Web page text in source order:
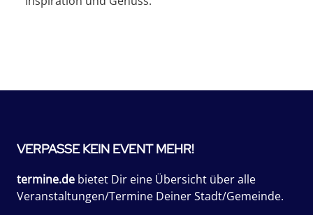
VERPASSE KEIN EVENT MEHR!
termine.de bietet Dir eine Übersicht über alle
Veranstaltungen/Termine Deiner Stadt/Gemeinde.